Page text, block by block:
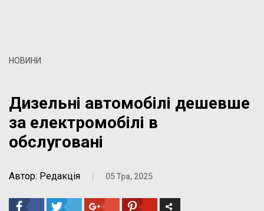
НОВИНИ
Дизельні автомобілі дешевше
за електромобілі в
обслуговані
Автор: Редакція | 05 Тра, 2025